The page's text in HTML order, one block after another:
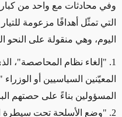
وفي محادثات مع واحد من
التي تمثّل أهدافًا مزعومة
اليوم، وهي منقولة على النحو
1. "إلغاء نظام المحاصصة"،
المعيّنين السياسيين أو
المسؤولين بناءً على حصتهم
2. "وضع الأسلحة تحت سيطرة